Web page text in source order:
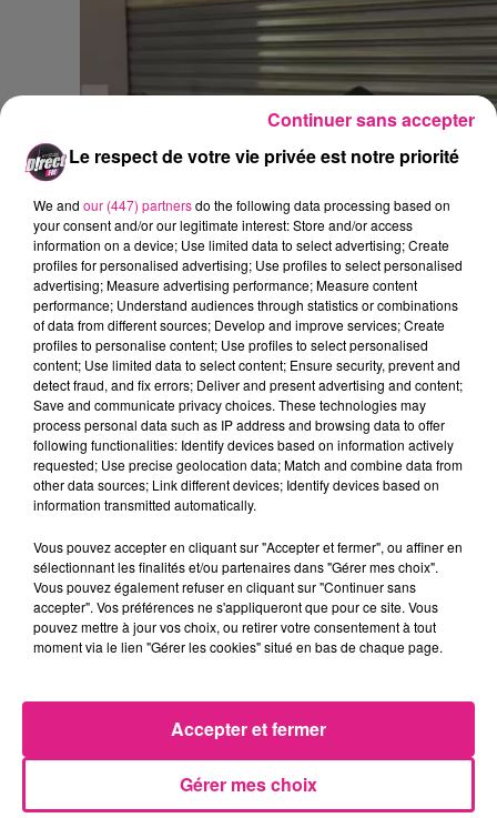
FIL ACTUS
Metz : une distribution de lunette gratuite pour voir l’éclipse
5 août 2026
Casting de Woof : l'Euro-Métropole de Metz part à la recherche de...
4 août 2026
Officiel : Gauthier Hein quitte le FC Metz pour l'OGC Nice
Eclipse Solaire du 12 août : où voir ce phénomène en Lorraine ?
Chalets de Noël solidaires : la ville de Metz lance un appel à...
Le respect de votre vie privée est notre priorité
We and our (447) partnersdo the following data processing based on
your consent and/or our legitimate interest: Store and/or access
information on a device; Use limited data to select advertising; Create
profiles for personalised advertising; Use profiles to select personalised
advertising; Measure advertising performance; Measure content
performance; Understand audiences through statistics or combinations
of data from different sources; Develop and improve services; Create
profiles to personalise content; Use profiles to select personalised
content; Use limited data to select content; Ensure security, prevent and
detect fraud, and fix errors; Deliver and present advertising and content;
Save and communicate privacy choices. These technologies may
process personal data such as IP address and browsing data to offer
following functionalities: Identify devices based on information actively
requested; Use precise geolocation data; Match and combine data from
other data sources; Link different devices; Identify devices based on
information transmitted automatically.
Vous pouvez accepter en cliquant sur "Accepter et fermer", ou affiner en
sélectionnant les finalités et/ou partenaires dans "Gérer mes choix".
Vous pouvez également refuser en cliquant sur "Continuer sans
accepter". Vos préférences ne s'appliqueront que pour ce site. Vous
pouvez mettre à jour vos choix, ou retirer votre consentement à tout
moment via le lien "Gérer les cookies" situé en bas de chaque page.
Gérer mes choix
Accepter et fermer
Continuer sans accepter